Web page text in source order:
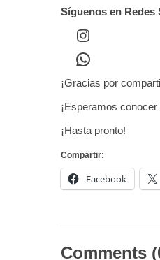
Síguenos en Redes
¡Gracias por
¡Esperamos
¡Hasta pronto!
Compartir:
Facebook
Comments